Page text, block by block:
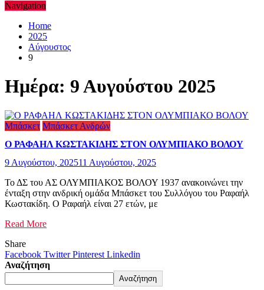
Navigation
Home
2025
Αύγουστος
9
Ημέρα: 9 Αυγούστου 2025
Μπάσκετ Μπάσκετ Ανδρών
Ο ΡΑΦΑΗΛ ΚΩΣΤΑΚΙΔΗΣ ΣΤΟΝ ΟΛΥΜΠΙΑΚΟ ΒΟΛΟΥ
9 Αυγούστου, 202511 Αυγούστου, 2025
Το ΔΣ του ΑΣ ΟΛΥΜΠΙΑΚΟΣ ΒΟΛΟΥ 1937 ανακοινώνει την
ένταξη στην ανδρική ομάδα Μπάσκετ του Συλλόγου του Ραφαήλ
Κωστακίδη. Ο Ραφαήλ είναι 27 ετών, με
Read More
Share
Facebook TwitterPinterestLinkedin
Αναζήτηση
Αναζήτηση